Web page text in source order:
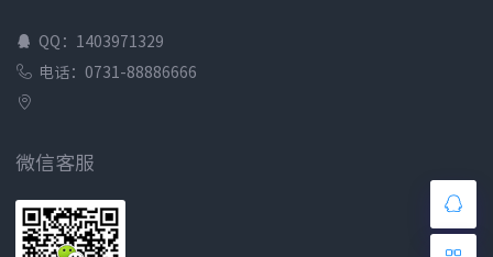
QQ：1403971329
电话：0731-88886666
微信客服